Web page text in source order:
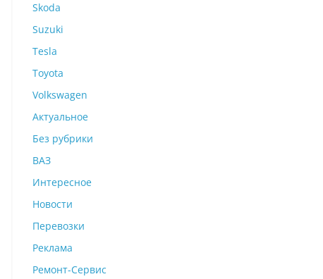
Skoda
Suzuki
Tesla
Toyota
Volkswagen
Актуальное
Без рубрики
ВАЗ
Интересное
Новости
Перевозки
Реклама
Ремонт-Сервис